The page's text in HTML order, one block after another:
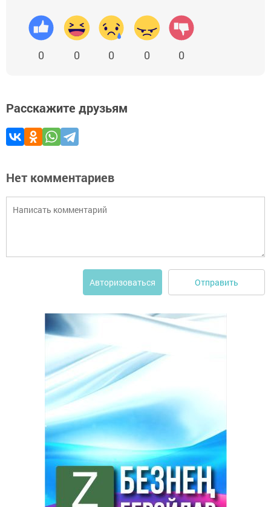
0 0 0 0 0
Расскажите друзьям
Нет комментариев
Авторизоваться Отправить